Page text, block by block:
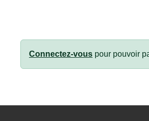
Connectez-vous pour pouvoir